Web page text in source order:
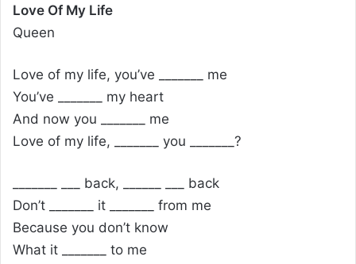
Love Of My Life
Queen
Love of my life, you’ve _______ me
You’ve _______ my heart
And now you _______ me
Love of my life, _______ you _______?
_______ ___ back, ______ ___ back
Don’t _______ it _______ from me
Because you don’t know
What it _______ to me